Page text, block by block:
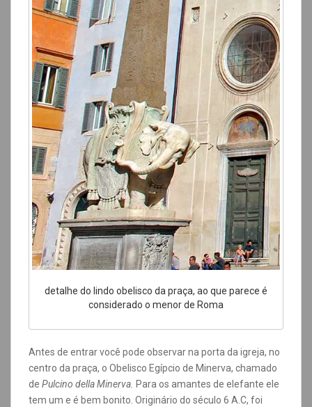
detalhe do lindo obelisco da praça, ao que parece é
considerado o menor de Roma
Antes de entrar você pode observar na porta da igreja, no
centro da praça, o Obelisco Egípcio de Minerva, chamado
de Pulcino della Minerva. Para os amantes de elefante ele
tem um e é bem bonito. Originário do século 6 A.C, foi